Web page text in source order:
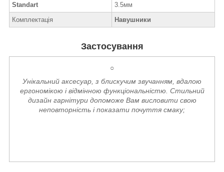
Standart
3.5мм
Комплектація
Навушники
Застосування
○
Унікальний аксесуар, з блискучим звучанням, вдалою
ергономікою і відмінною функціональністю. Стильний
дизайн гарнітури допоможе Вам висловити свою
неповторність і показати почуття смаку;